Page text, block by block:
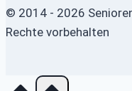
© 2014 - 2026
Rechte vorbehalten